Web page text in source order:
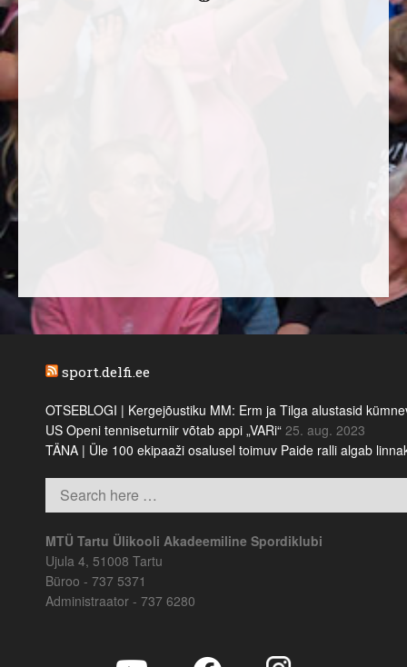
sport.delfi.ee
OTSEBLOGI | Kergejõustiku MM: Erm ja Tilga alustasid
US Openi tenniseturniir võtab appi „VARi“ 25. aug. 2023
TÄNA | Üle 100 ekipaaži osalusel toimuv Paide ralli algab
MTÜ Tartu Ülikooli Akadeemiline Spordiklubi
Ujula 4, 51008 Tartu
Büroo - 737 5371
Administraator - 737 6280